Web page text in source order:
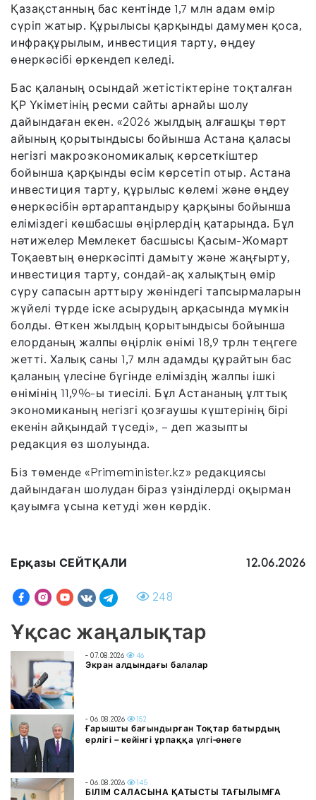
Қазақстанның бас кентінде 1,7 млн адам өмір
сүріп жатыр. Құрылысы қарқынды дамумен қоса,
инфрақұрылым, инвестиция тарту, өңдеу
өнеркәсібі өркендеп келеді.
Бас қаланың осындай жетістіктеріне тоқталған
ҚР Үкіметінің ресми сайты арнайы шолу
дайындаған екен. «2026 жылдың алғашқы төрт
айының қорытындысы бойынша Астана қаласы
негізгі макроэкономикалық көрсеткіштер
бойынша қарқынды өсім көрсетіп отыр. Астана
инвестиция тарту, құрылыс көлемі және өңдеу
өнеркәсібін әртараптандыру қарқыны бойынша
еліміздегі көшбасшы өңірлердің қатарында. Бұл
нәтижелер Мемлекет басшысы Қасым-Жомарт
Тоқаевтың өнеркәсіпті дамыту және жаңғырту,
инвестиция тарту, сондай-ақ халықтың өмір
сүру сапасын арттыру жөніндегі тапсырмаларын
жүйелі түрде іске асырудың арқасында мүмкін
болды. Өткен жылдың қорытындысы бойынша
елорданың жалпы өңірлік өнімі 18,9 трлн теңгеге
жетті. Халық саны 1,7 млн адамды құрайтын бас
қаланың үлесіне бүгінде еліміздің жалпы ішкі
өнімінің 11,9%-ы тиесілі. Бұл Астананың ұлттық
экономиканың негізгі қозғаушы күштерінің бірі
екенін айқындай түседі», – деп жазыпты
редакция өз шолуында.
Біз төменде «Primeminister.kz» редакциясы
дайындаған шолудан біраз үзінділерді оқырман
қауымға ұсына кетуді жөн көрдік.
Ерқазы СЕЙТҚАЛИ 12.06.2026
248
Ұқсас жаңалықтар
- 07.08.2026 46
Экран алдындағы балалар
- 06.08.2026 152
Ғарышты бағындырған Тоқтар батырдың
ерлігі – кейінгі ұрпаққа үлгі-өнеге
- 06.08.2026 145
БІЛІМ САЛАСЫНА ҚАТЫСТЫ ТАҒЫЛЫМҒА